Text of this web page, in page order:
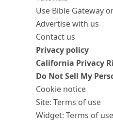
Use Bible Gateway
Advertise with us
Contact us
Privacy policy
California Privacy
Do Not Sell My
Cookie notice
Site: Terms of use
Widget: Terms of use